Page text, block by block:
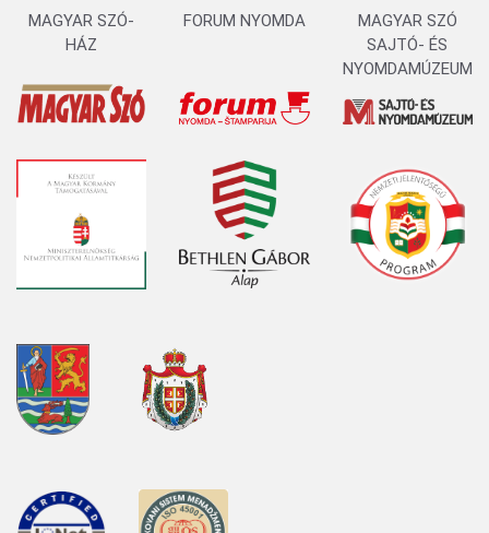
MAGYAR SZÓ-
HÁZ
FORUM NYOMDA
MAGYAR SZÓ
SAJTÓ- ÉS
NYOMDAMÚZEUM